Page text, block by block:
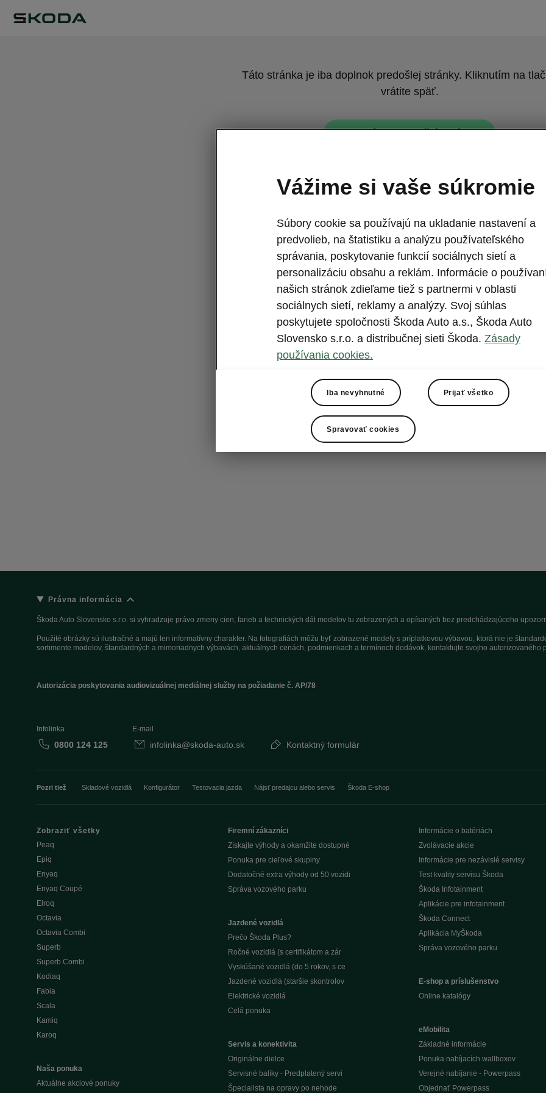
Táto stránka je iba doplnok predošlej stránky. Kliknutím na
vrátite späť.
Naspäť na predošlú stránku
Superb L&K -
Sieťový
Vďaka
batožinovom
medzi
priestore s
Právna informácia
Škoda Auto Slovensko s.r.o. si vyhradzuje právo zmeny cien, farieb a technických dát modelov tu zobrazených a opísaných bez predchádzajúceho
Použité obrázky sú ilustračné a majú len informatívny charakter. Na fotografiách môžu byť zobrazené modely s príplatkovou výbavou, ktorá nie je
sortimente modelov, štandardných a mimoriadnych výbavách, aktuálnych cenách, podmienkach a termínoch dodávok, kontaktujte svojho autorizovaného
Autorizácia poskytovania audiovizuálnej mediálnej služby na požiadanie č. AP/78
Infolinka
0800 124 125
E-mail
infolinka@skoda-auto.sk Kontaktný formulár
Pozri tiež Skladové vozidlá Konfigurátor Testovacia jazda Nájsť predajcu alebo servis Škoda E-shop
Zobraziť všetky
Peaq
Epiq
Enyaq
Enyaq Coupé
Elroq
Octavia
Octavia Combi
Superb
Superb Combi
Kodiaq
Fabia
Scala
Kamiq
Karoq
Naša ponuka
Aktuálne akciové ponuky
Firemní zákazníci
Získajte výhody a okamžite dostupné
Ponuka pre cieľové skupiny
Dodatočné extra výhody od 50 vozidi
Správa vozového parku
Jazdené vozidlá
Prečo Škoda Plus?
Ročné vozidlá (s certifikátom a zár
Vyskúšané vozidlá (do 5 rokov, s ce
Jazdené vozidlá (staršie skontrolov
Elektrické vozidlá
Celá ponuka
Servis a konektivita
Originálne dielce
Servisné balíky - Predplatený servi
Špecialista na opravy po nehode
Informácie o batériách
Zvolávacie akcie
Informácie pre nezávislé servisy
Test kvality servisu Škoda
Škoda Infotainment
Aplikácie pre infotainment
Škoda Connect
Aplikácia MyŠkoda
Správa vozového parku
E-shop a príslušenstvo
Online katalógy
eMobilita
Základné informácie
Ponuka nabíjacích wallboxov
Verejné nabíjanie - Powerpass
Objednať Powerpass
Vážime si vaše súkromie
Súbory cookie sa používajú na ukladanie nastavení a
predvolieb, na štatistiku a analýzu používateľského
správania, poskytovanie funkcií sociálnych sietí a
personalizáciu obsahu a reklám. Informácie o
našich stránok zdieľame tiež s partnermi v oblasti
sociálnych sietí, reklamy a analýzy. Svoj súhlas
poskytujete spoločnosti Škoda Auto a.s., Škoda Auto
Slovensko s.r.o. a distribučnej sieti Škoda. Zásady
používania cookies.
Iba nevyhnutné Prijať všetko
Spravovať cookies